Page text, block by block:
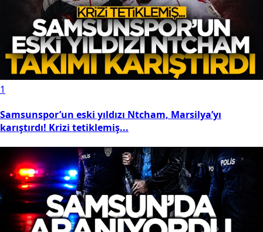
1
Samsunspor’un eski yıldızı Ntcham, Marsilya’yı
karıştırdı! Krizi tetiklemiş...